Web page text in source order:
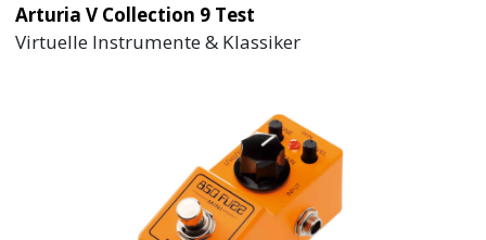
Arturia V Collection 9 Test
Virtuelle Instrumente & Klassiker